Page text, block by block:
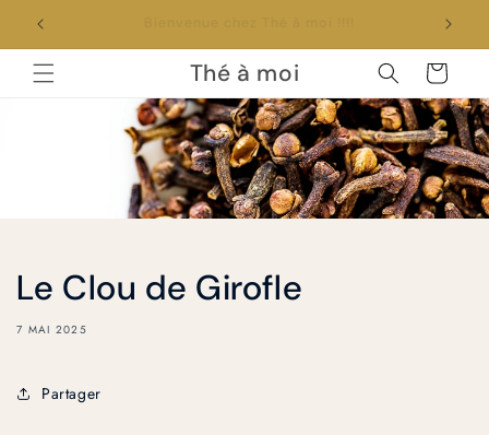
passer
au
contenu
Thé à moi Panier
Le Clou de Girofle
7 MAI 2025
Partager